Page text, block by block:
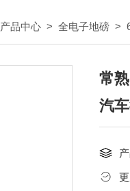
产品中心 >全电子地磅 >
常
汽